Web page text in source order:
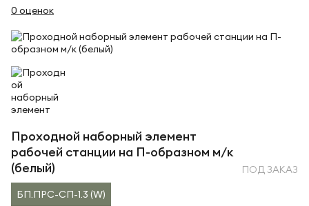
0 оценок
Проходной наборный элемент
рабочей станции на П-образном м/к
(белый)
ПОД ЗАКАЗ
БП.ПРС-СП-1.3 (W)